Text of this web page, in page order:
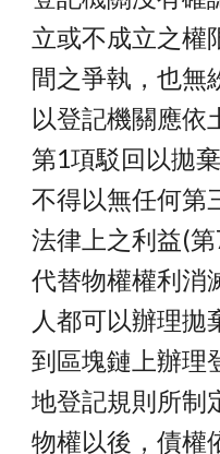
立或不成立之權
間之爭執，也無
以登記機關應依
第1項駁回以拋
不得以無任何第
法律上之利益(
代替物權權利消
人都可以辦理拋
到區塊鏈上辦理
地登記規則所制
物權以後，債權